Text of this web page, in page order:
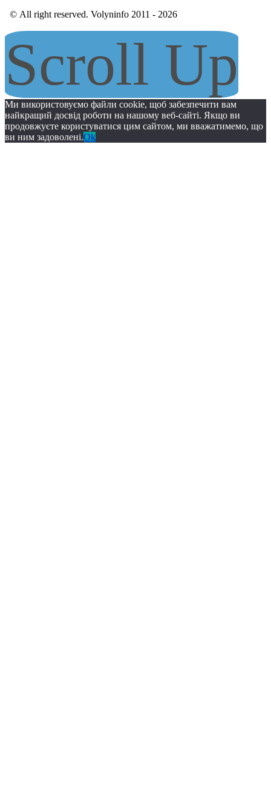
© All right reserved. Volyninfo 2011 - 2026
Scroll Up
Ми використовуємо файли cookie, щоб забезпечити вам
найкращий досвід роботи на нашому веб-сайті. Якщо ви
продовжуєте користуватися цим сайтом, ми вважатимемо, що
ви ним задоволені.Ok